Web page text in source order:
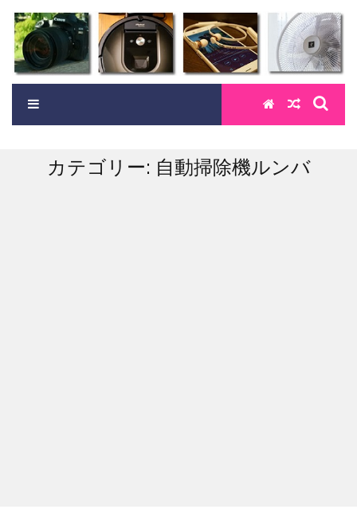
カテゴリー: 自動掃除機ルンバ